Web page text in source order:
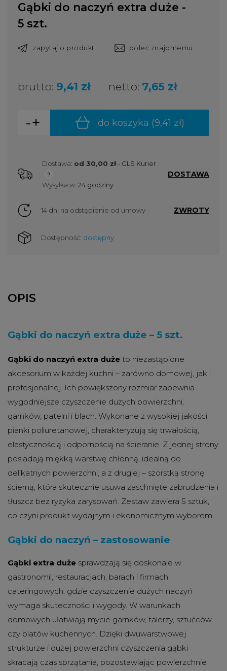
Gąbki do naczyń extra duże -
5 szt.
zapytaj o produkt poleć znajomemu
brutto: 9,41 zł netto: 7,65 zł
+
- do koszyka (9,41 zł)
Dostawa: od 30,00 zł - GLS Kurier
Cena nie zawiera ewentualnych kosztów płatności
Wysyłka w: 24 godziny
DOSTAWA
14 dni na odstąpienie od umowy ZWROTY
Dostępność: dostępny
OPIS
Gąbki do naczyń extra duże – 5 szt.
Gąbki do naczyń extra duże to niezastąpione
akcesorium w każdej kuchni – zarówno domowej, jak i
profesjonalnej. Ich powiększony rozmiar zapewnia
wygodniejsze czyszczenie dużych powierzchni,
garnków, patelni i blach. Wykonane z wysokiej jakości
pianki poliuretanowej, charakteryzują się trwałością,
elastycznością i odpornością na ścieranie. Z jednej strony
posiadają miękką warstwę chłonną, idealną do
delikatnych powierzchni, a z drugiej – szorstką stronę
ścierną, która skutecznie usuwa zaschnięte zabrudzenia i
tłuszcz bez ryzyka zarysowań. Zestaw zawiera 5 sztuk,
co czyni produkt wydajnym i ekonomicznym wyborem.
Gąbki do naczyń – zastosowanie
Gąbki extra duże sprawdzają się doskonale w
gastronomii, restauracjach, barach i firmach
cateringowych, gdzie czyszczenie dużych naczyń
wymaga skuteczności i wygody. W warunkach
domowych ułatwiają mycie garnków, talerzy, sztućców
czy blatów kuchennych. Dzięki dwuwarstwowej
strukturze i dużej powierzchni czyszczenia gąbki
skracają czas sprzątania, pozostawiając powierzchnie